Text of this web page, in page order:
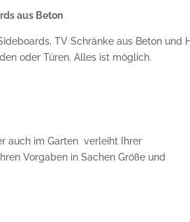
aus Beton
TV Schränke aus Beton
oder Türen. Alles ist möglich.
auch im Garten verleiht Ihrer
Vorgaben in Sachen Größe und